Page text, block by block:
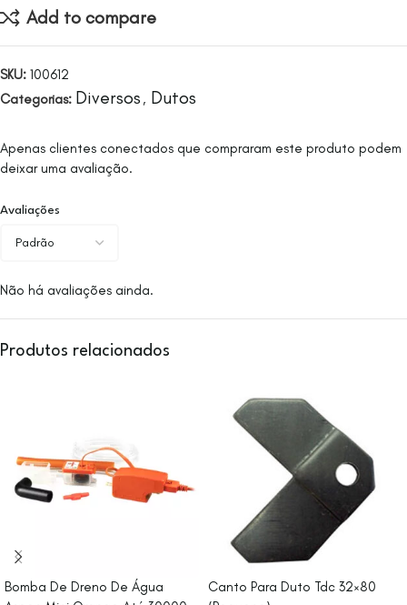
Add to compare
SKU: 100612
Categorias: Diversos , Dutos
Avaliações
Não há avaliações ainda.
Apenas clientes conectados que compraram este produto podem
deixar uma avaliação.
Produtos relacionados
Bomba De Dreno De Água
Canto Para Duto Tdc 32×80